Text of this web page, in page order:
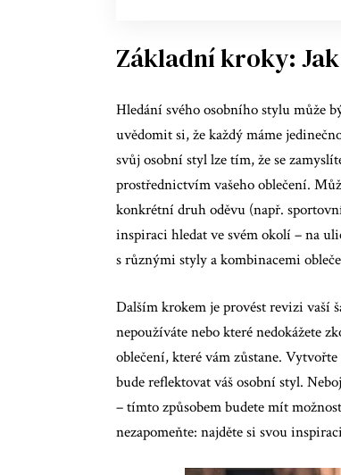
Základní kroky:
Hledání svého osobního stylu může
uvědomit si, že každý máme
svůj osobní styl lze tím, že se
prostřednictvím vašeho oblečení.
konkrétní druh oděvu (např.
inspiraci hledat ve svém okolí – na
s různými styly a kombinacemi
Dalším krokem je provést revizi vaší
nepoužíváte nebo které nedokážete
oblečení, které vám zůstane.
bude reflektovat váš osobní styl.
– tímto způsobem budete mít
nezapomeňte: najděte si svou